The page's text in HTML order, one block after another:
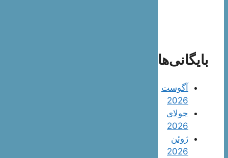
بایگانی‌ها
آگوست
2026
جولای
2026
ژوئن
2026